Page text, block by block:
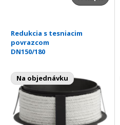
Redukcia s tesniacim
povrazcom
DN150/180
Na objednávku